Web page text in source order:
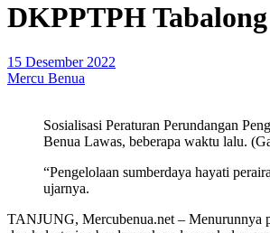
DKPPTPH
15 Desember 2022
Mercu Benua
Sosialisasi Peraturan Perundangan
Benua Lawas, beberapa waktu lalu.
“Pengelolaan sumberdaya hayati
ujarnya.
TANJUNG, Mercubenua.net – Menurunnya